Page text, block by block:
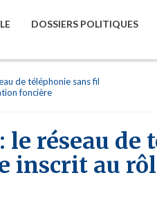
DOSSIERS POLITIQUES
de téléphonie sans fil
foncière
le réseau
inscrit au